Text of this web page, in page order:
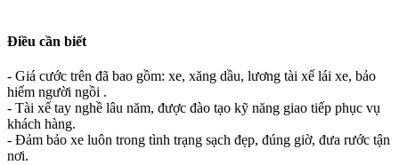
Điều cần biết
- Giá cước trên đã bao gồm: xe, xăng dầu, lương tài xế lái xe, bảo
hiểm người ngồi .
- Tài xế tay nghề lâu năm, được đào tạo kỹ năng giao tiếp phục vụ
khách hàng.
- Đảm bảo xe luôn trong tình trạng sạch đẹp, đúng giờ, đưa rước tận
nơi.